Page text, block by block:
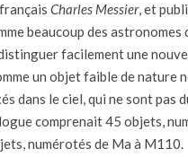
Charles Messier, et
beaucoup des astronomes
facilement une
un objet faible de nature
dans le ciel, qui ne sont pas
comprenait 45 objets,
numérotés de Ma à M110.